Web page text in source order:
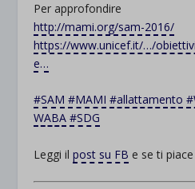
Per approfondire
http://mami.org/sam-2016/
https://www.unicef.it/…/
e…
#SAM #MAMI #allattamento #
WABA #SDG
Leggi ilpost su FB e se ti